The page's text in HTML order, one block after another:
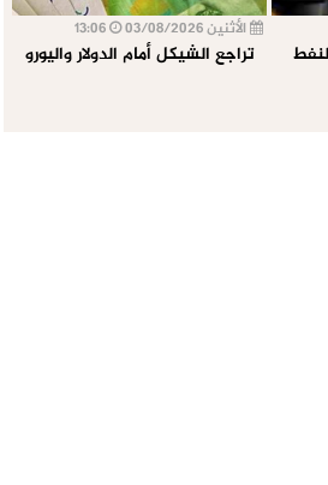
الأثنين 03/08/2026
تراجع الشيكل أمام الدولار واليورو